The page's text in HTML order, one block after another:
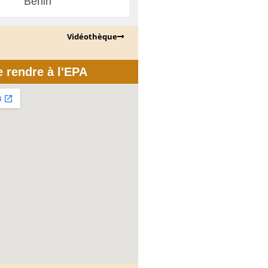
Vidéothèque
rendre à l'EPA